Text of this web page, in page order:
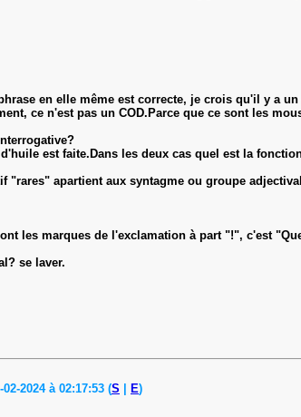
en elle même est correcte, je crois qu'il y a
ce n'est pas un COD.Parce que ce sont les
est faite.Dans les deux cas quel est la
"rares" apartient aux syntagme ou groupe
les marques de l'exclamation à part "!", c'est
se laver.
2024 à 02:17:53 (S E)